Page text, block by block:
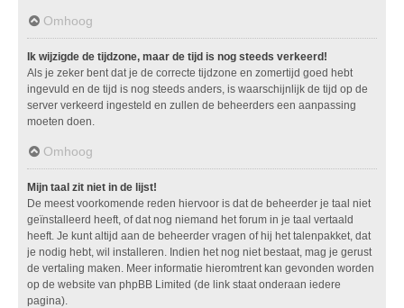
Omhoog
Ik wijzigde de tijdzone, maar de tijd is nog steeds verkeerd!
Als je zeker bent dat je de correcte tijdzone en zomertijd goed hebt
ingevuld en de tijd is nog steeds anders, is waarschijnlijk de tijd op de
server verkeerd ingesteld en zullen de beheerders een aanpassing
moeten doen.
Omhoog
Mijn taal zit niet in de lijst!
De meest voorkomende reden hiervoor is dat de beheerder je taal niet
geïnstalleerd heeft, of dat nog niemand het forum in je taal vertaald
heeft. Je kunt altijd aan de beheerder vragen of hij het talenpakket, dat
je nodig hebt, wil installeren. Indien het nog niet bestaat, mag je gerust
de vertaling maken. Meer informatie hieromtrent kan gevonden worden
op de website van phpBB Limited (de link staat onderaan iedere
pagina).